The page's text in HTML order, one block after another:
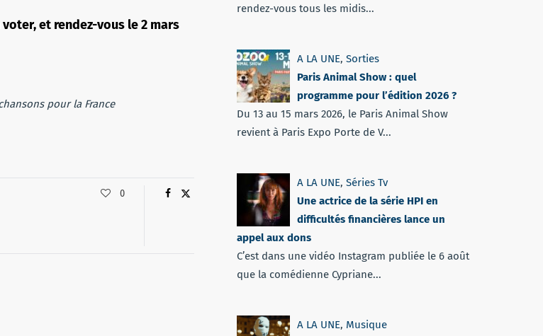
et rendez-vous le 2 mars
pour la France
0
rendez-vous tous les midis...
A LA UNE, Sorties
Paris Animal Show : quel
programme pour l’édition 2026 ?
Du 13 au 15 mars 2026, le Paris Animal Show
revient à Paris Expo Porte de V...
A LA UNE, Séries Tv
Une actrice de la série HPI en
difficultés financières lance un
appel aux dons
C’est dans une vidéo Instagram publiée le 6 août
que la comédienne Cypriane...
A LA UNE, Musique